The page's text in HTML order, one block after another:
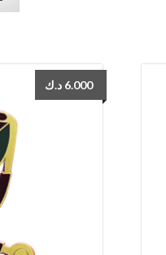
6.000 د.ك